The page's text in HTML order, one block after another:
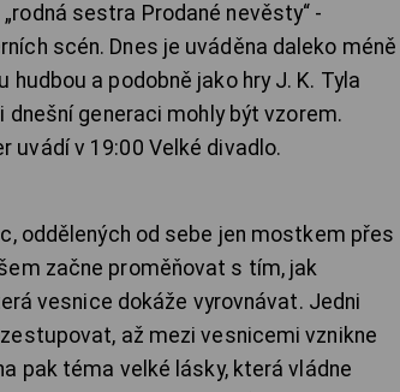
sestra Prodané nevěsty“ -
scén. Dnes je uváděna daleko méně
a podobně jako hry J. K. Tyla
generaci mohly být vzorem.
uvádí v 19:00 Velké divadlo.
oddělených od sebe jen mostkem přes
začne proměňovat s tím, jak
vesnice dokáže vyrovnávat. Jedni
až mezi vesnicemi vznikne
pak téma velké lásky, která vládne